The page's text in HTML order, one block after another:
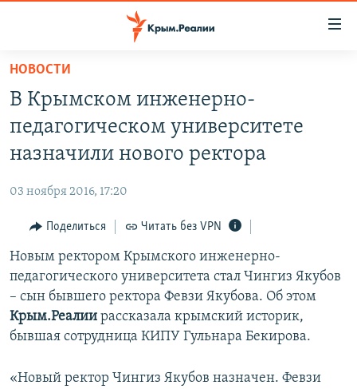
Вернуться
основному
содержанию
главной
навигации
Вернутся
поиску
СПЕЦПРОЕКТЫ
11 ЛЕТ ОККУПАЦИИ КРЫМА. 11 ИСТОРИЙ СОПРОТИВЛЕНИЯ
ЕЩЕ
ИНТЕРАКТИВ
ИНФОГРАФИКА
ТЕЛЕПРОЕКТ КРЫМ.РЕАЛИИ
СОВЕТЫ ПРАВОЗАЩИТНИКОВ
ПРОПАВШИЕ БЕЗ ВЕСТИ
ПОБЕДИТЕЛЕЙ НЕ СУДЯТ?
РАДІО СВОБОДА
КАК ОБОЙТИ БЛОКИРОВКУ
Українською
Qırımtatar
ПРИСОЕДИНЯЙТЕСЬ!
НОВОСТИ
В Крымском инженерно-
педагогическом университете
назначили нового ректора
03 ноября 2016, 17:20
Поделиться Читать без VPN
Новым ректором Крымского инженерно-
педагогического университета стал Чингиз Якубов
– сын бывшего ректора Февзи Якубова. Об этом
Крым.Реалии рассказала крымский историк,
бывшая сотрудница КИПУ Гульнара Бекирова.
«Новый ректор Чингиз Якубов назначен. Февзи